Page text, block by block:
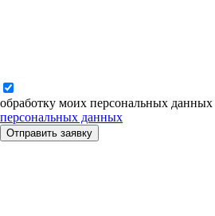
обработку моих персональных данных
персональных данных